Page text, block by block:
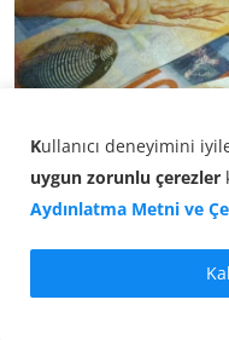
Kullanıcı deneyimini
uygun zorunlu çerezler
Aydınlatma Metni ve